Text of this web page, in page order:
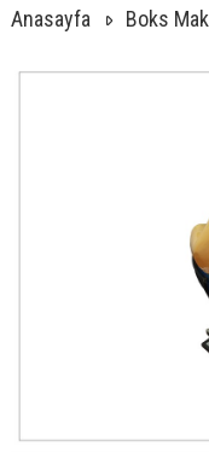
Anasayfa Boks